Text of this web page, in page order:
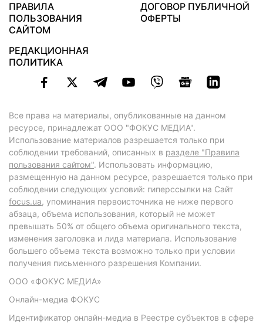
ПРАВИЛА
ПОЛЬЗОВАНИЯ
САЙТОМ
ДОГОВОР ПУБЛИЧНОЙ
ОФЕРТЫ
РЕДАКЦИОННАЯ
ПОЛИТИКА
Все права на материалы, опубликованные на данном
ресурсе, принадлежат ООО "ФОКУС МЕДИА".
Использование материалов разрешается только при
соблюдении требований, описанных в разделе "Правила
пользования сайтом". Использовать информацию,
размещенную на данном ресурсе, разрешается только при
соблюдении следующих условий: гиперссылки на Сайт
focus.ua, упоминания первоисточника не ниже первого
абзаца, объема использования, который не может
превышать 50% от общего объема оригинального текста,
изменения заголовка и лида материала. Использование
большего объема текста возможно только при условии
получения письменного разрешения Компании.
ООО «ФОКУС МЕДИА»
Онлайн-медиа ФОКУС
Идентификатор онлайн-медиа в Реестре субъектов в сфере